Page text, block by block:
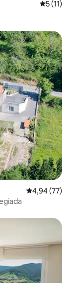
5 de uma
5 (11)
4,94 de uma
4,94 (77)